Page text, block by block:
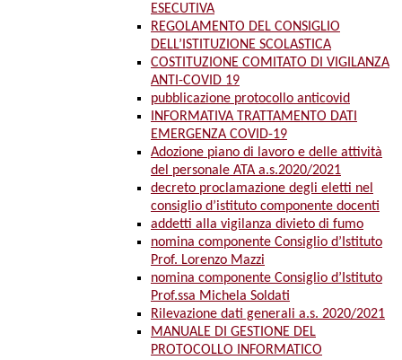
ESECUTIVA
REGOLAMENTO DEL CONSIGLIO
DELL’ISTITUZIONE SCOLASTICA
COSTITUZIONE COMITATO DI VIGILANZA
ANTI-COVID 19
pubblicazione protocollo anticovid
INFORMATIVA TRATTAMENTO DATI
EMERGENZA COVID-19
Adozione piano di lavoro e delle attività
del personale ATA a.s.2020/2021
decreto proclamazione degli eletti nel
consiglio d’istituto componente docenti
addetti alla vigilanza divieto di fumo
nomina componente Consiglio d’Istituto
Prof. Lorenzo Mazzi
nomina componente Consiglio d’Istituto
Prof.ssa Michela Soldati
Rilevazione dati generali a.s. 2020/2021
MANUALE DI GESTIONE DEL
PROTOCOLLO INFORMATICO